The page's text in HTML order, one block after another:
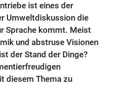
ist eines der
Umweltdiskussion die
Sprache kommt. Meist
und abstruse Visionen
der Stand der Dinge?
diesem Thema zu